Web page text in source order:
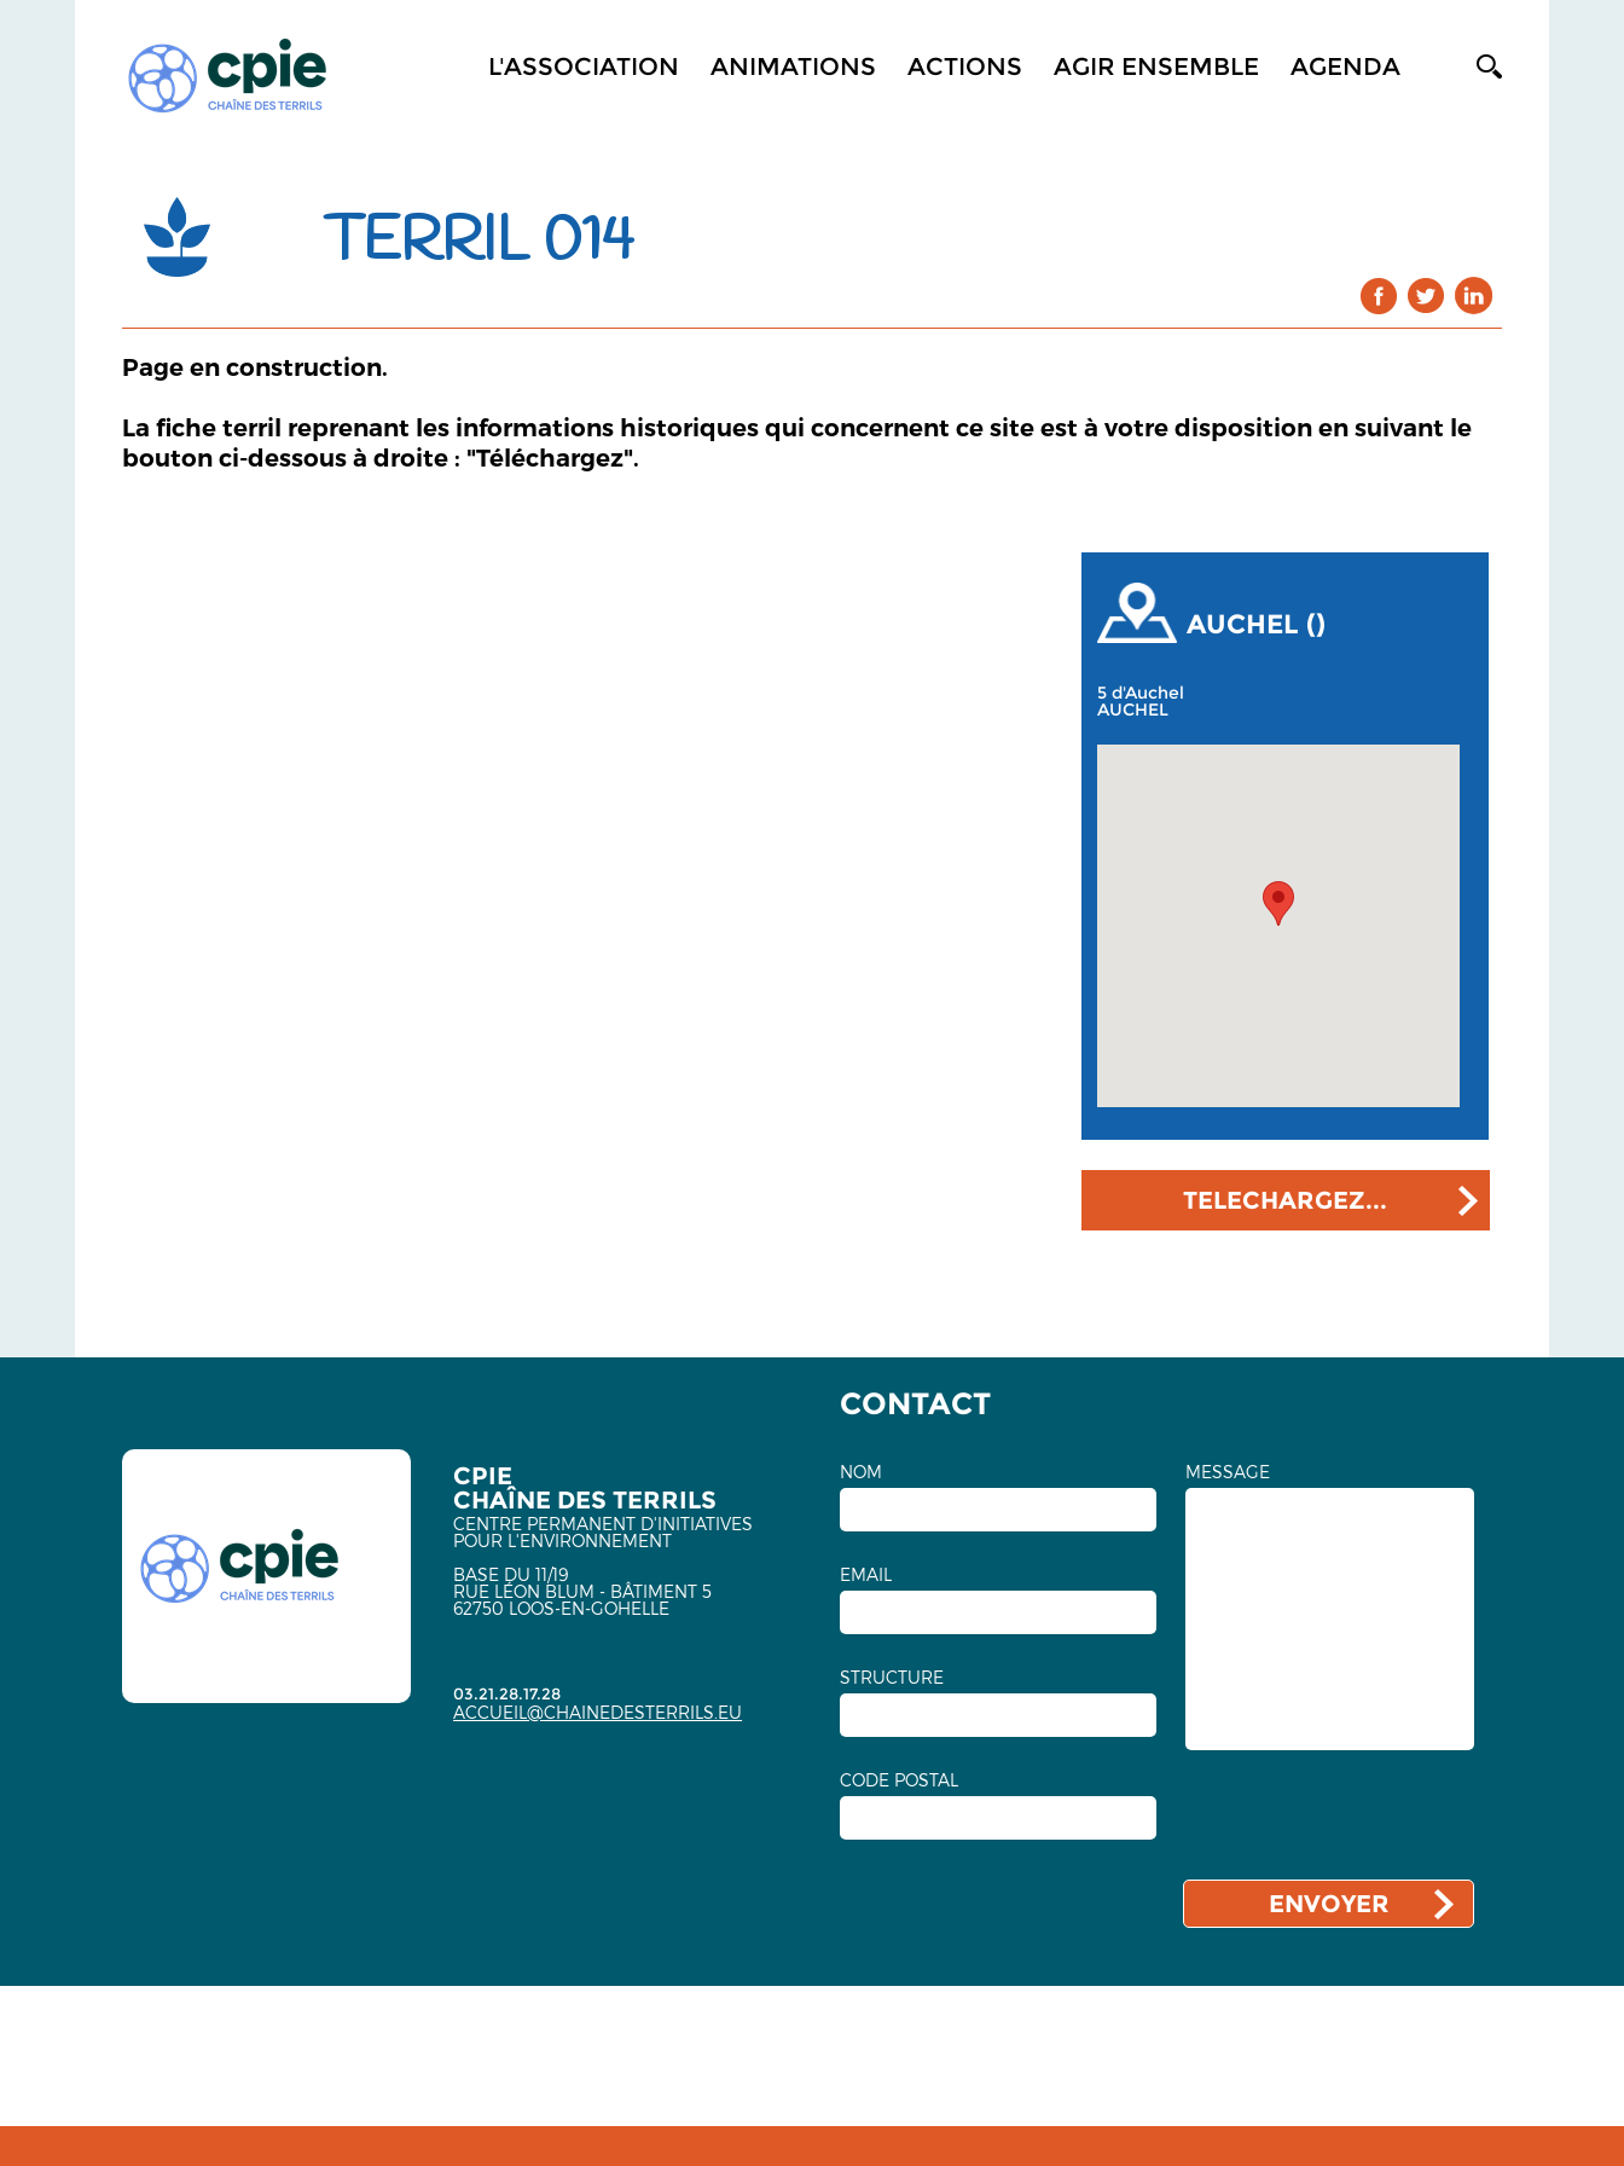
L'ASSOCIATION ANIMATIONS ACTIONS AGIR ENSEMBLE AGENDA
TERRIL 014
Page en construction.
La fiche terril reprenant les informations historiques qui concernent ce site est à votre disposition en suivant le
bouton ci-dessous à droite : "Téléchargez".
AUCHEL ()
5 d'Auchel
AUCHEL
TELECHARGEZ...
CPIE
CHAÎNE DES TERRILS
CENTRE PERMANENT D'INITIATIVES
POUR L'ENVIRONNEMENT
BASE DU 11/19
RUE LÉON BLUM - BÂTIMENT 5
62750 LOOS-EN-GOHELLE
03.21.28.17.28
ACCUEIL@CHAINEDESTERRILS.EU
CONTACT
NOM
EMAIL
STRUCTURE
CODE POSTAL
MESSAGE